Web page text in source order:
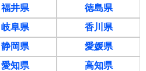
福井県
岐阜県
静岡県
愛知県
徳島県
香川県
愛媛県
高知県